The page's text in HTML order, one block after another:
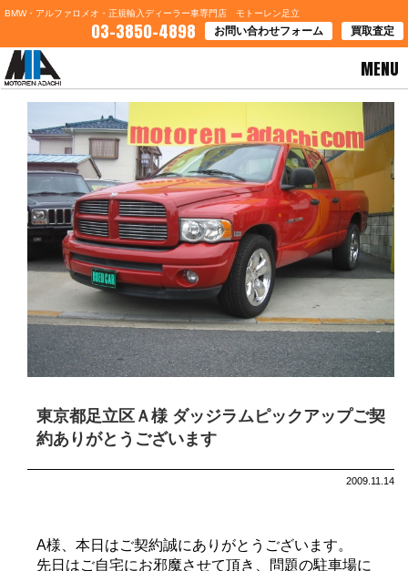
BMW・アルファロメオ・正規輸入ディーラー車専門店 モトーレン足立
03-3850-4898 お問い合わせフォーム 買取査定
MENU
HOME>ブログ一覧
東京都足立区Ａ様 ダッジラムピックアップご契
約ありがとうございます
2009.11.14
A様、本日はご契約誠にありがとうございます。
先日はご自宅にお邪魔させて頂き、問題の駐車場に